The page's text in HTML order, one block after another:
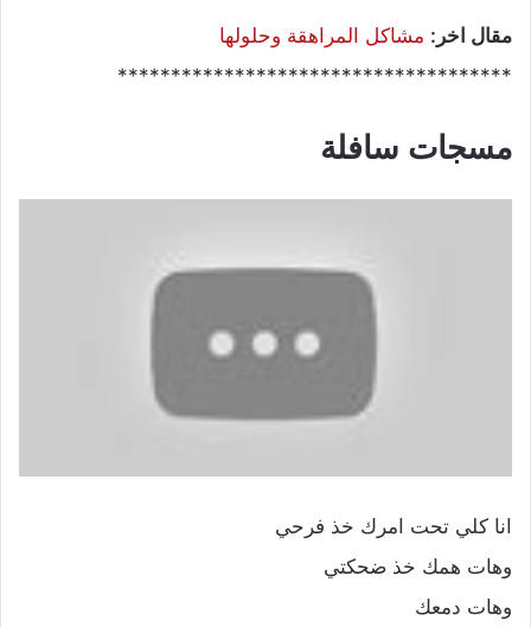
مقال اخر: مشاكل المراهقة وحلولها
*************************************
مسجات سافلة
انا كلي تحت امرك خذ فرحي
وهات همك خذ ضحكتي
وهات دمعك